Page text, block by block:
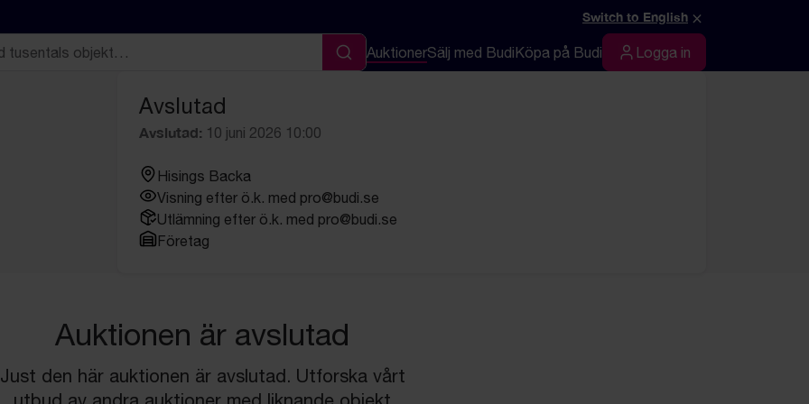
Switch to English ×
Sök
AuktionerSälj med BudiKöpa på Budi Logga in
Logga in
Avslutad
Avslutad: 10 juni 2026 10:00
Hisings Backa
Visning efter ö.k. med pro@budi.se
Utlämning efter ö.k. med pro@budi.se
Företag
Auktionen är avslutad
Just den här auktionen är avslutad. Utforska vårt